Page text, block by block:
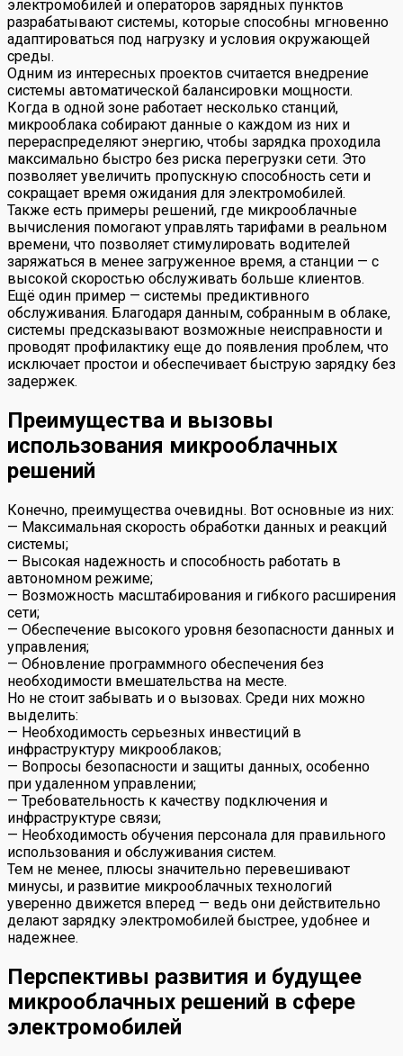
электромобилей и операторов зарядных пунктов
разрабатывают системы, которые способны мгновенно
адаптироваться под нагрузку и условия окружающей
среды.
Одним из интересных проектов считается внедрение
системы автоматической балансировки мощности.
Когда в одной зоне работает несколько станций,
микрооблака собирают данные о каждом из них и
перераспределяют энергию, чтобы зарядка проходила
максимально быстро без риска перегрузки сети. Это
позволяет увеличить пропускную способность сети и
сокращает время ожидания для электромобилей.
Также есть примеры решений, где микрооблачные
вычисления помогают управлять тарифами в реальном
времени, что позволяет стимулировать водителей
заряжаться в менее загруженное время, а станции — с
высокой скоростью обслуживать больше клиентов.
Ещё один пример — системы предиктивного
обслуживания. Благодаря данным, собранным в облаке,
системы предсказывают возможные неисправности и
проводят профилактику еще до появления проблем, что
исключает простои и обеспечивает быструю зарядку без
задержек.
Преимущества и вызовы
использования микрооблачных
решений
Конечно, преимущества очевидны. Вот основные из них:
— Максимальная скорость обработки данных и реакций
системы;
— Высокая надежность и способность работать в
автономном режиме;
— Возможность масштабирования и гибкого расширения
сети;
— Обеспечение высокого уровня безопасности данных и
управления;
— Обновление программного обеспечения без
необходимости вмешательства на месте.
Но не стоит забывать и о вызовах. Среди них можно
выделить:
— Необходимость серьезных инвестиций в
инфраструктуру микрооблаков;
— Вопросы безопасности и защиты данных, особенно
при удаленном управлении;
— Требовательность к качеству подключения и
инфраструктуре связи;
— Необходимость обучения персонала для правильного
использования и обслуживания систем.
Тем не менее, плюсы значительно перевешивают
минусы, и развитие микрооблачных технологий
уверенно движется вперед — ведь они действительно
делают зарядку электромобилей быстрее, удобнее и
надежнее.
Перспективы развития и будущее
микрооблачных решений в сфере
электромобилей